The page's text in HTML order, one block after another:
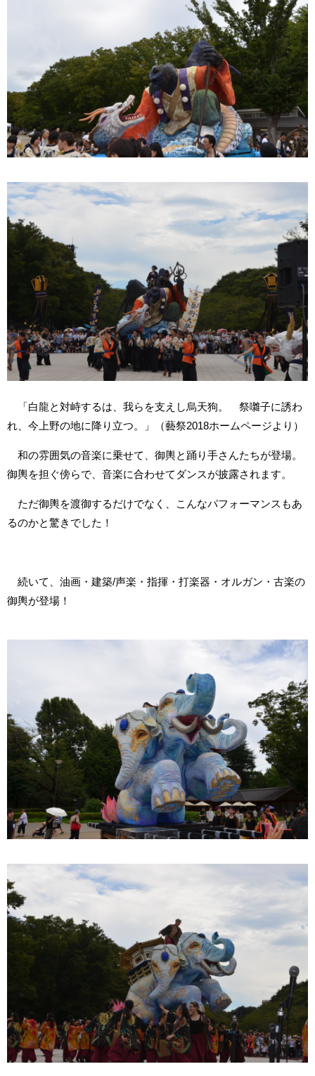
「白龍と対峙するは、我らを支えし烏天狗。 祭囃子に誘わ
れ、今上野の地に降り立つ。」（藝祭2018ホームページより）
和の雰囲気の音楽に乗せて、御輿と踊り手さんたちが登場。
御輿を担ぐ傍らで、音楽に合わせてダンスが披露されます。
ただ御輿を渡御するだけでなく、こんなパフォーマンスもあ
るのかと驚きでした！
続いて、油画・建築/声楽・指揮・打楽器・オルガン・古楽の
御輿が登場！